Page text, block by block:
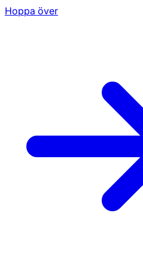
Hoppa över